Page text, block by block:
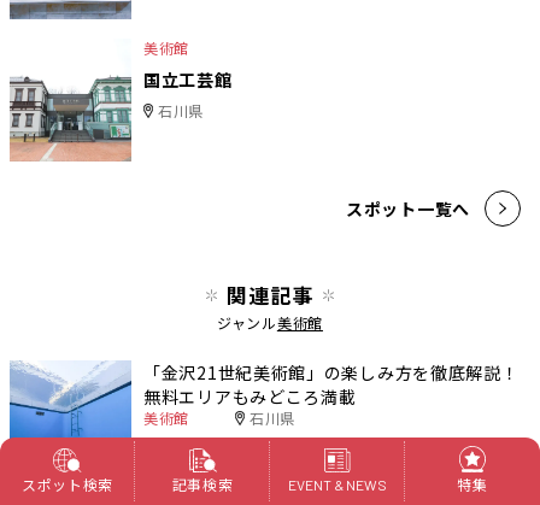
美術館
国立工芸館
石川県
スポット一覧へ
関連記事
ジャンル美術館
「金沢21世紀美術館」の楽しみ方を徹底解説！
無料エリアもみどころ満載
美術館 石川県
スポット検索 記事検索 EVENT & NEWS 特集